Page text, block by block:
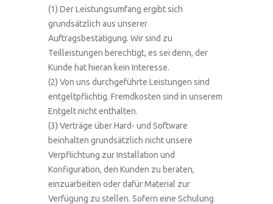
(1) Der Leistungsumfang ergibt sich
grundsätzlich aus unserer
Auftragsbestätigung. Wir sind zu
Teilleistungen berechtigt, es sei denn, der
Kunde hat hieran kein Interesse.
(2) Von uns durchgeführte Leistungen sind
entgeltpflichtig. Fremdkosten sind in unserem
Entgelt nicht enthalten.
(3) Verträge über Hard- und Software
beinhalten grundsätzlich nicht unsere
Verpflichtung zur Installation und
Konfiguration, den Kunden zu beraten,
einzuarbeiten oder dafür Material zur
Verfügung zu stellen. Sofern eine Schulung